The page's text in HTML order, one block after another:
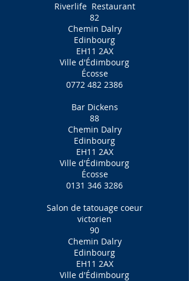
Riverlife Restaurant
82
Chemin Dalry
Edinbourg
EH11 2AX
Ville d'Édimbourg
Écosse
0772 482 2386
Bar Dickens
88
Chemin Dalry
Edinbourg
EH11 2AX
Ville d'Édimbourg
Écosse
0131 346 3286
Salon de tatouage coeur
victorien
90
Chemin Dalry
Edinbourg
EH11 2AX
Ville d'Édimbourg